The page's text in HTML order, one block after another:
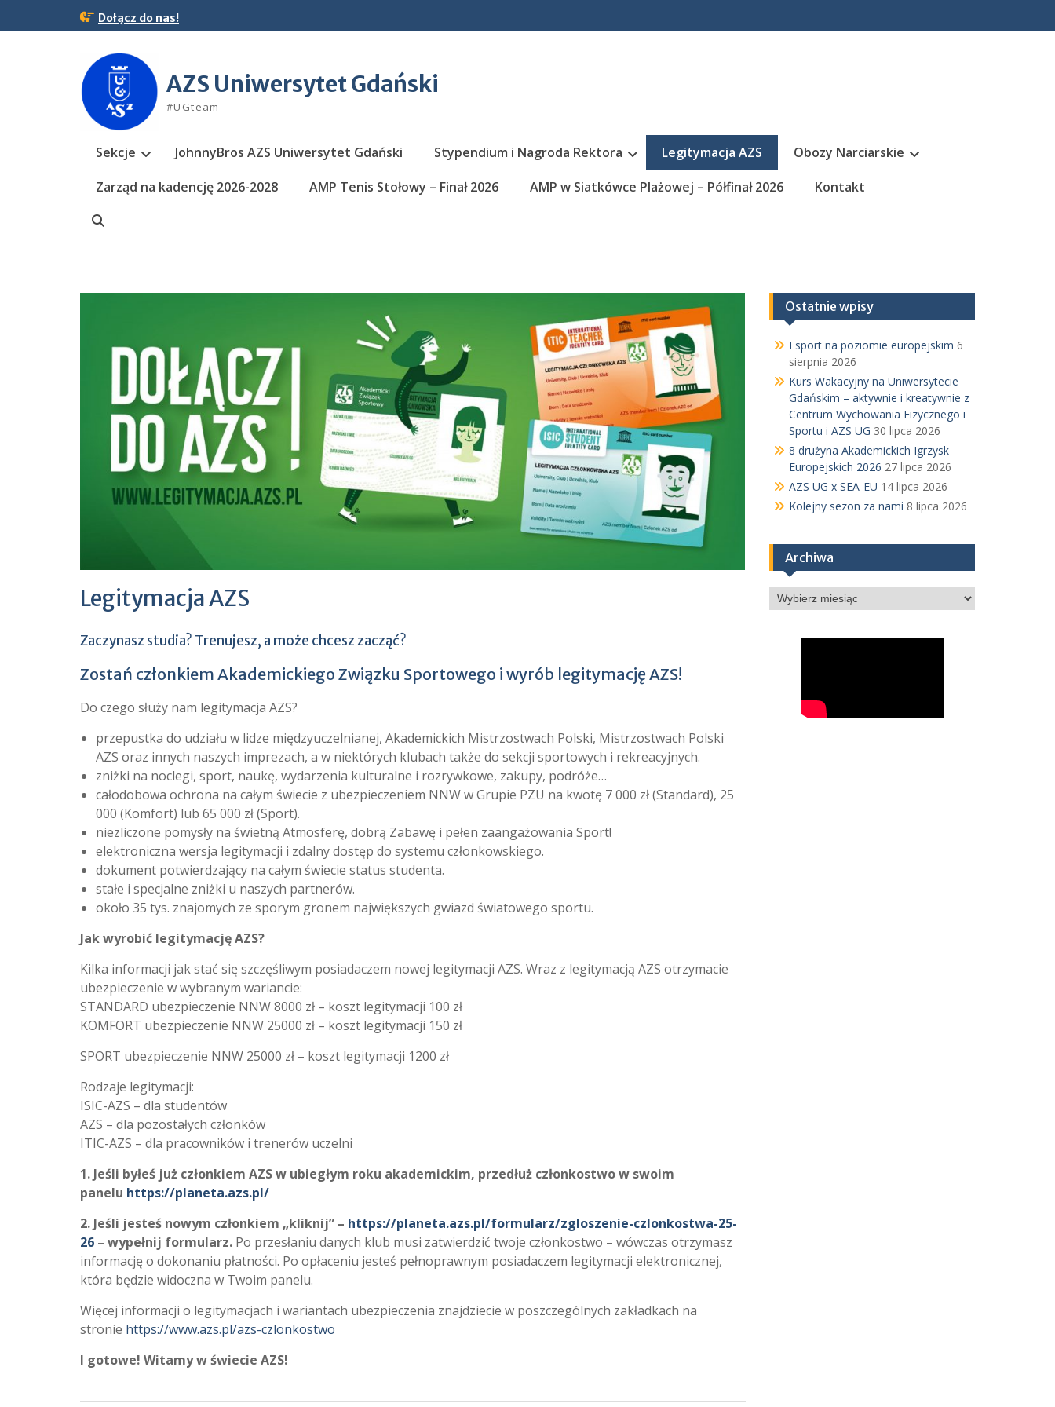
Dołącz do nas!
AZS Uniwersytet Gdański
#UGteam
Sekcje JohnnyBros AZS Uniwersytet Gdański Stypendium i Nagroda Rektora Legitymacja AZS
Obozy Narciarskie
Zarząd na kadencję 2026-2028
AMP Tenis Stołowy – Finał 2026 AMP w Siatkówce Plażowej – Półfinał 2026 Kontakt
Legitymacja AZS
Zaczynasz studia? Trenujesz, a może chcesz zacząć?
Zostań członkiem Akademickiego Związku Sportowego i wyrób legitymację AZS!
Do czego służy nam legitymacja AZS?
przepustka do udziału w lidze międzyuczelnianej, Akademickich Mistrzostwach Polski, Mistrzostwach Polski
AZS oraz innych naszych imprezach, a w niektórych klubach także do sekcji sportowych i rekreacyjnych.
zniżki na noclegi, sport, naukę, wydarzenia kulturalne i rozrywkowe, zakupy, podróże…
całodobowa ochrona na całym świecie z ubezpieczeniem NNW w Grupie PZU na kwotę 7 000 zł (Standard), 25
000 (Komfort) lub 65 000 zł (Sport).
niezliczone pomysły na świetną Atmosferę, dobrą Zabawę i pełen zaangażowania Sport!
elektroniczna wersja legitymacji i zdalny dostęp do systemu członkowskiego.
dokument potwierdzający na całym świecie status studenta.
stałe i specjalne zniżki u naszych partnerów.
około 35 tys. znajomych ze sporym gronem największych gwiazd światowego sportu.
Jak wyrobić legitymację AZS?
Kilka informacji jak stać się szczęśliwym posiadaczem nowej legitymacji AZS. Wraz z legitymacją AZS otrzymacie
ubezpieczenie w wybranym wariancie:
STANDARD ubezpieczenie NNW 8000 zł – koszt legitymacji 100 zł
KOMFORT ubezpieczenie NNW 25000 zł – koszt legitymacji 150 zł
SPORT ubezpieczenie NNW 25000 zł – koszt legitymacji 1200 zł
Rodzaje legitymacji:
ISIC-AZS – dla studentów
AZS – dla pozostałych członków
ITIC-AZS – dla pracowników i trenerów uczelni
1. Jeśli byłeś już członkiem AZS w ubiegłym roku akademickim, przedłuż członkostwo w swoim
panelu https://planeta.azs.pl/
2. Jeśli jesteś nowym członkiem „kliknij” – https://planeta.azs.pl/formularz/zgloszenie-czlonkostwa-25-
26 – wypełnij formularz. Po przesłaniu danych klub musi zatwierdzić twoje członkostwo – wówczas otrzymasz
informację o dokonaniu płatności. Po opłaceniu jesteś pełnoprawnym posiadaczem legitymacji elektronicznej,
która będzie widoczna w Twoim panelu.
Więcej informacji o legitymacjach i wariantach ubezpieczenia znajdziecie w poszczególnych zakładkach na
stronie https://www.azs.pl/azs-czlonkostwo
I gotowe! Witamy w świecie AZS!
Ostatnie wpisy
Esport na poziomie europejskim 6
sierpnia 2026
Kurs Wakacyjny na Uniwersytecie
Gdańskim – aktywnie i kreatywnie z
Centrum Wychowania Fizycznego i
Sportu i AZS UG 30 lipca 2026
8 drużyna Akademickich Igrzysk
Europejskich 2026 27 lipca 2026
AZS UG x SEA-EU 14 lipca 2026
Kolejny sezon za nami 8 lipca 2026
Archiwa
Archiwa